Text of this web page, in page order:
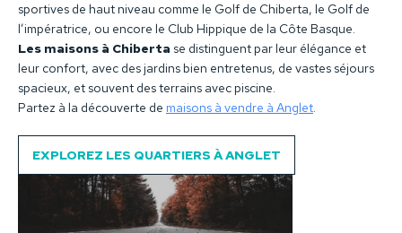
sportives de haut niveau comme le Golf de Chiberta, le Golf de
l’impératrice, ou encore le Club Hippique de la Côte Basque.
Les maisons à Chiberta se distinguent par leur élégance et
leur confort, avec des jardins bien entretenus, de vastes séjours
spacieux, et souvent des terrains avec piscine.
Partez à la découverte de maisons à vendre à Anglet.
EXPLOREZ LES QUARTIERS À ANGLET